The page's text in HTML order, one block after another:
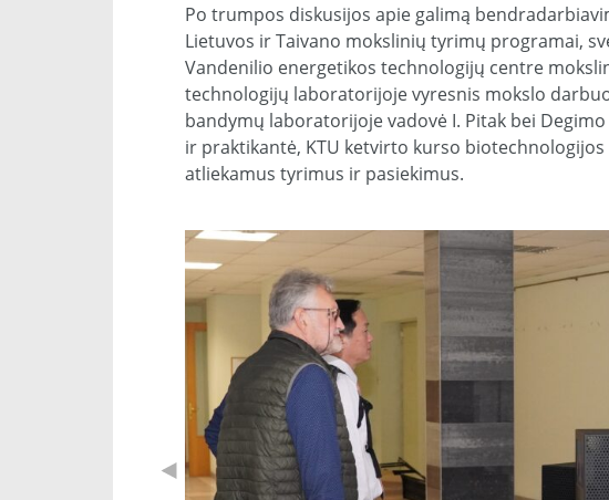
Po trumpos diskusijos apie galimą
Lietuvos ir Taivano mokslinių tyrimų programai,
Vandenilio energetikos technologijų centre
technologijų laboratorijoje vyresnis mokslo
bandymų laboratorijoje vadovė I. Pitak bei
ir praktikantė, KTU ketvirto kurso
atliekamus tyrimus ir pasiekimus.